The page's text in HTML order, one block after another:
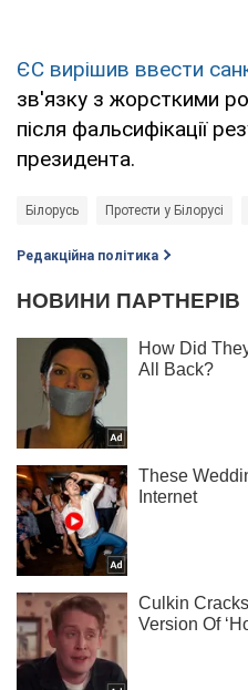
ЄС вирішив ввести
зв'язку з жорсткими
після фальсифікації
президента.
Білорусь Протести у Білорусі
Редакційна політика